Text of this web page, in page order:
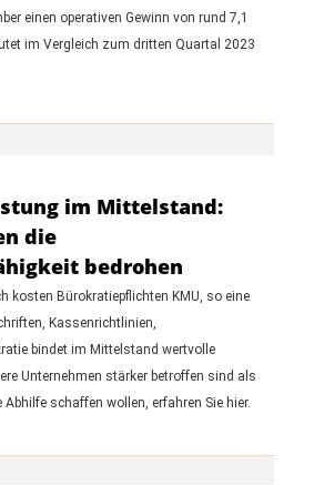
einen operativen Gewinn von rund 7,1
im Vergleich zum dritten Quartal 2023
im Mittelstand:
die
bedrohen
kosten Bürokratiepflichten KMU, so eine
Kassenrichtlinien,
bindet im Mittelstand wertvolle
Unternehmen stärker betroffen sind als
schaffen wollen, erfahren Sie hier.